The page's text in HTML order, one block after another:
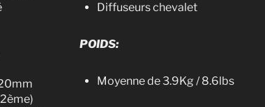
Diffuseurs chevalet
POIDS:
Moyenne de 3.9Kg / 8.6lbs